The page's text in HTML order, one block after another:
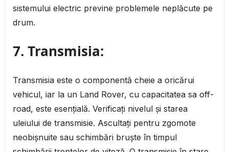
sistemului electric previne problemele neplăcute pe
drum.
7. Transmisia:
Transmisia este o componentă cheie a oricărui
vehicul, iar la un Land Rover, cu capacitatea sa off-
road, este esențială. Verificați nivelul și starea
uleiului de transmisie. Ascultați pentru zgomote
neobișnuite sau schimbări bruște în timpul